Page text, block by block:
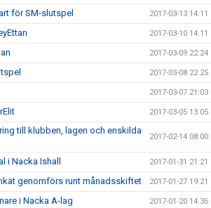
för SM-slutspel 2017-03-13 14:11
2017-03-10 14:11
2017-03-09 22:24
2017-03-08 22:25
2017-03-07 21:03
2017-03-05 13:05
till klubben, lagen och enskilda
2017-02-14 08:00
i Nacka Ishall 2017-01-31 21:21
genomförs runt månadsskiftet 2017-01-27 19:21
i Nacka A-lag 2017-01-20 14:36